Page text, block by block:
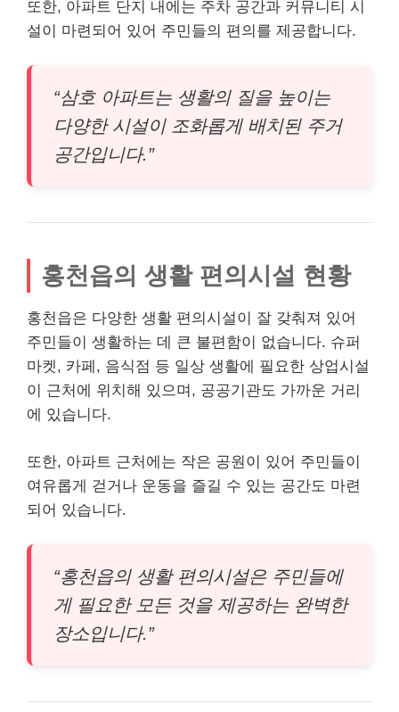
또한, 아파트 단지 내에는 주차 공간과 커뮤니티 시
설이 마련되어 있어 주민들의 편의를 제공합니다.
“삼호 아파트는 생활의 질을 높이는
다양한 시설이 조화롭게 배치된 주거
공간입니다.”
홍천읍의 생활 편의시설 현황
홍천읍은 다양한 생활 편의시설이 잘 갖춰져 있어
주민들이 생활하는 데 큰 불편함이 없습니다. 슈퍼
마켓, 카페, 음식점 등 일상 생활에 필요한 상업시설
이 근처에 위치해 있으며, 공공기관도 가까운 거리
에 있습니다.
또한, 아파트 근처에는 작은 공원이 있어 주민들이
여유롭게 걷거나 운동을 즐길 수 있는 공간도 마련
되어 있습니다.
“홍천읍의 생활 편의시설은 주민들에
게 필요한 모든 것을 제공하는 완벽한
장소입니다.”